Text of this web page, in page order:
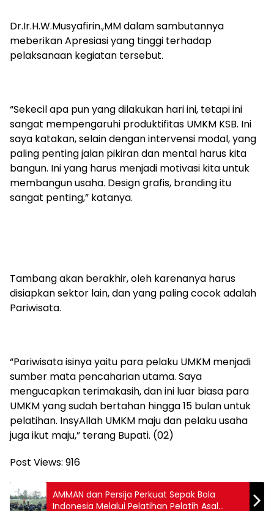
Dr.Ir.H.W.Musyafirin.,MM dalam sambutannya
meberikan Apresiasi yang tinggi terhadap
pelaksanaan kegiatan tersebut.
“Sekecil apa pun yang dilakukan hari ini, tetapi ini
sangat mempengaruhi produktifitas UMKM KSB. Ini
saya katakan, selain dengan intervensi modal, yang
paling penting jalan pikiran dan mental harus kita
bangun. Ini yang harus menjadi motivasi kita untuk
membangun usaha. Design grafis, branding itu
sangat penting,” katanya.
Tambang akan berakhir, oleh karenanya harus
disiapkan sektor lain, dan yang paling cocok adalah
Pariwisata.
“Pariwisata isinya yaitu para pelaku UMKM menjadi
sumber mata pencaharian utama. Saya
mengucapkan terimakasih, dan ini luar biasa para
UMKM yang sudah bertahan hingga 15 bulan untuk
pelatihan. InsyAllah UMKM maju dan pelaku usaha
juga ikut maju,” terang Bupati. (02)
Post Views: 916
AMMAN dan Persija Perkuat Sepak Bola
Indonesia Melalui Pelatihan Pelatih Asal